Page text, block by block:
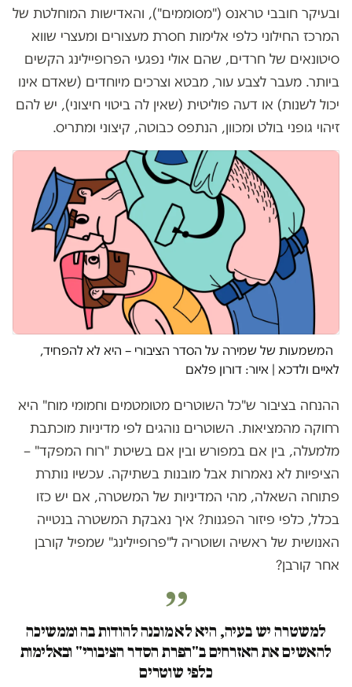
ובעיקר חובבי טראנס ("מסוממים"), והאדישות המוחלטת של
המרכז החילוני כלפי אלימות חסרת מעצורים ומעצרי שווא
סיטונאים של חרדים, שהם אולי נפגעי הפרופיילינג הקשים
ביותר. מעבר לצבע עור, מבטא וצרכים מיוחדים (שאדם אינו
יכול לשנות) או דעה פוליטית (שאין לה ביטוי חיצוני), יש להם
זיהוי גופני בולט ומכוון, הנתפס כבוטה, קיצוני ומתריס.
המשמעות של שמירה על הסדר הציבורי – היא לא להפחיד,
לאיים ולדכא | איור: דורון פלאם
ההנחה בציבור ש"כל השוטרים מטומטמים וחמומי מוח" היא
רחוקה מהמציאות. השוטרים נוהגים לפי מדיניות מוכתבת
מלמעלה, בין אם במפורש ובין אם בשיטת "רוח המפקד" –
הציפיות לא נאמרות אבל מובנות בשתיקה. עכשיו נותרת
פתוחה השאלה, מהי המדיניות של המשטרה, אם יש כזו
בכלל, כלפי פיזור הפגנות? איך נאבקת המשטרה בנטייה
האנושית של ראשיה ושוטריה ל"פרופיילינג" שמפיל קורבן
אחר קורבן?
למשטרה יש בעיה, היא לא מוכנה להודות בה וממשיכה
להאשים את האזרחים ב"הפרת הסדר הציבורי" ובאלימות
כלפי שוטרים